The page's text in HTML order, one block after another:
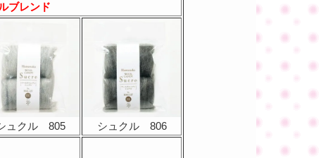
ブレンド
ュクル 805 シュクル 806